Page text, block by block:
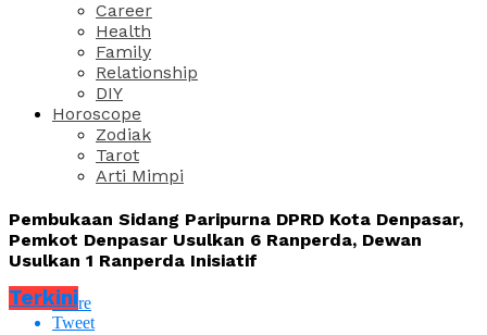
Career
Health
Family
Relationship
DIY
Horoscope
Zodiak
Tarot
Arti Mimpi
Pembukaan Sidang Paripurna DPRD Kota Denpasar,
Pemkot Denpasar Usulkan 6 Ranperda, Dewan
Usulkan 1 Ranperda Inisiatif
Share
Tweet
Terkini